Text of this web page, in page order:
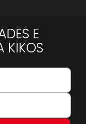
E
KIKOS